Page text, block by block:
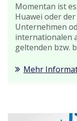
Momentan ist
Huawei oder
Unternehmen
internationalen
geltenden bzw.
Mehr